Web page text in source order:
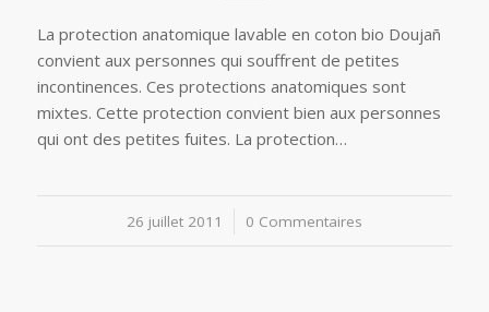
La protection anatomique lavable en coton bio Doujañ
convient aux personnes qui souffrent de petites
incontinences. Ces protections anatomiques sont
mixtes. Cette protection convient bien aux personnes
qui ont des petites fuites. La protection…
26 juillet 2011
/ 0 Commentaires